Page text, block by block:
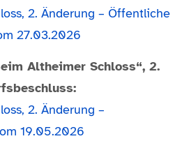
2. Änderung – Öffentliche
27.03.2026
Altheimer Schloss“, 2.
2. Änderung –
19.05.2026